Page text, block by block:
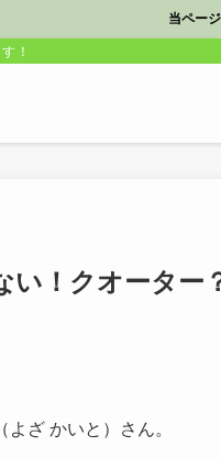
当ペー
！
い！クオーター
ざ かいと）さん。